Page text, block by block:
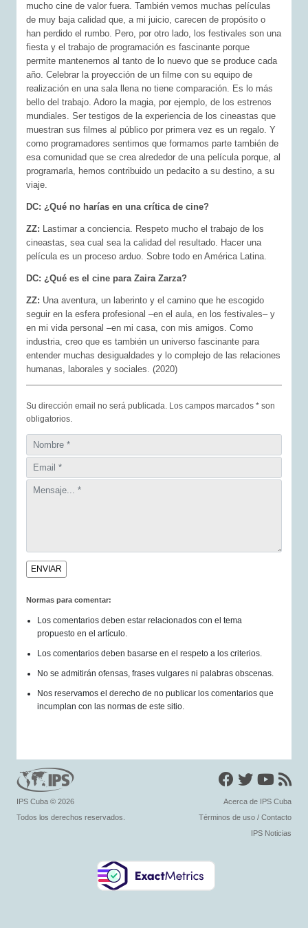
mucho cine de valor fuera. También vemos muchas películas
de muy baja calidad que, a mi juicio, carecen de propósito o
han perdido el rumbo. Pero, por otro lado, los festivales son una
fiesta y el trabajo de programación es fascinante porque
permite mantenernos al tanto de lo nuevo que se produce cada
año. Celebrar la proyección de un filme con su equipo de
realización en una sala llena no tiene comparación. Es lo más
bello del trabajo. Adoro la magia, por ejemplo, de los estrenos
mundiales. Ser testigos de la experiencia de los cineastas que
muestran sus filmes al público por primera vez es un regalo. Y
como programadores sentimos que formamos parte también de
esa comunidad que se crea alrededor de una película porque, al
programarla, hemos contribuido un pedacito a su destino, a su
viaje.
DC: ¿Qué no harías en una crítica de cine?
ZZ: Lastimar a conciencia. Respeto mucho el trabajo de los
cineastas, sea cual sea la calidad del resultado. Hacer una
película es un proceso arduo. Sobre todo en América Latina.
DC: ¿Qué es el cine para Zaira Zarza?
ZZ: Una aventura, un laberinto y el camino que he escogido
seguir en la esfera profesional –en el aula, en los festivales– y
en mi vida personal –en mi casa, con mis amigos. Como
industria, creo que es también un universo fascinante para
entender muchas desigualdades y lo complejo de las relaciones
humanas, laborales y sociales. (2020)
Su dirección email no será publicada. Los campos marcados * son
obligatorios.
Normas para comentar:
Los comentarios deben estar relacionados con el tema
propuesto en el artículo.
Los comentarios deben basarse en el respeto a los criterios.
No se admitirán ofensas, frases vulgares ni palabras obscenas.
Nos reservamos el derecho de no publicar los comentarios que
incumplan con las normas de este sitio.
IPS Cuba © 2026
Acerca de IPS Cuba
Todos los derechos reservados.
Términos de uso / Contacto
IPS Noticias